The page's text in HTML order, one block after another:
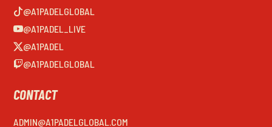
@A1PADELGLOBAL
@A1PADEL_LIVE
@A1PADEL
@A1PADELGLOBAL
CONTACT
ADMIN@A1PADELGLOBAL.COM